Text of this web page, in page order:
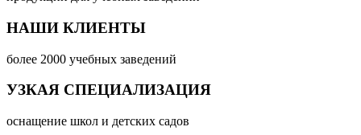
НАШИ КЛИЕНТЫ
более 2000 учебных заведений
УЗКАЯ СПЕЦИАЛИЗАЦИЯ
оснащение школ и детских садов